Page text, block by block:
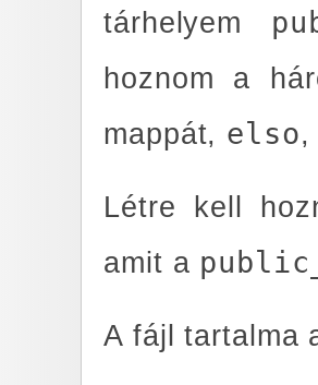
tárhelyem
hoznom a
mappát, elso
Létre kell
amit a
A fájl tartalma